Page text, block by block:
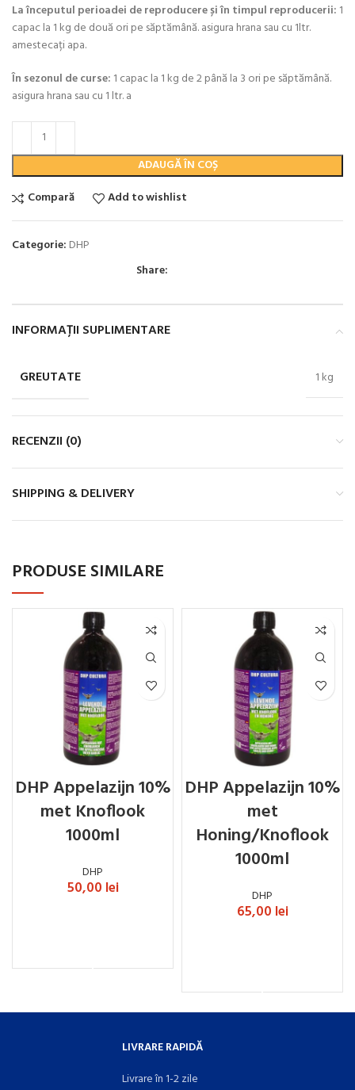
La începutul perioadei de reproducere și în timpul reproducerii: 1
capac la 1 kg de două ori pe săptămână. asigura hrana sau cu 1ltr.
amestecați apa.
În sezonul de curse: 1 capac la 1 kg de 2 până la 3 ori pe săptămână.
asigura hrana sau cu 1 ltr. a
ADAUGĂ ÎN COȘ
Compară
Add to wishlist
Categorie: DHP
Share:
INFORMAȚII SUPLIMENTARE
GREUTATE 1 kg
RECENZII (0)
SHIPPING & DELIVERY
PRODUSE SIMILARE
DHP Appelazijn 10%
met Knoflook
1000ml
DHP
50,00 lei
DHP Appelazijn 10%
met
Honing/Knoflook
1000ml
DHP
65,00 lei
LIVRARE RAPIDĂ
Livrare în 1-2 zile